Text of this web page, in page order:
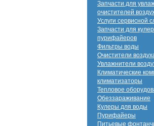
Запчасти для
очистителей
Услуги сервисной
Запчасти для
пурифайеров
Фильтры воды
Очистители
Увлажнители
Климатические
климатизаторы
Тепловое
Обеззараживание
Кулеры для воды
Пурифайеры
Питьевые